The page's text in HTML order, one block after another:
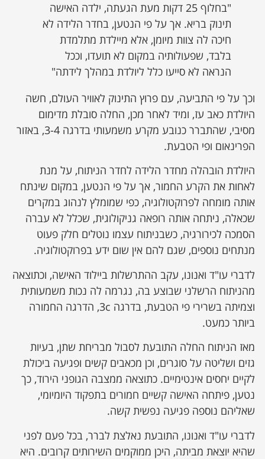
"בחלוף 25 דקות מעת הגעתה, ילדה האישה
תינוק בריא. אך על פי הנטען, בחדר הלידה לא
חיכה לה צוות מיומן, אלא מיילדת מתלמדת
בלבד, שפעולותיה במקום לא תועדו, וככל
הנראה לא סייעו כלל ליולדת במהלך לידתה"
וכך על פי התביעה, עם פרוץ התינוק לאוויר העולם, חשה
היולדת כאב עז, ומיד לאחר מכן, החלה סובלת מדימום
מסיבי, שהתברר כנובע מקרע משמעותי בדרגה 3-4, באזור
הפרינאום ופי הטבעת.
היולדת הובהלה מחדר הלידה לחדר הניתוח, על מנת
לאחות את הקרע החמור, אך על פי הנטען, במקום שינתח
אותה מומחה לפרוקטולוגיה, כפי שמומלץ לנהוג במקרים
שכאלה, ניתחה אותה רופאה גניקולוגית, שכלל לא עברה
הסמכה לכירורגיה, כשבניתוח עצמו נוטלים חלק פעוט
מנתחים נוספים, שגם להם אין שום ידע בפרוקטולוגיה.
לדברי עו"ד ואנונו, עקב ההתרשלות ביילוד האישה, וכתוצאה
מהניתוח הרשלני שבוצע בה, נגרמה לה נכות משמעותית
וצמיתה בשרירי פי הטבעת, בדרגה 3c, הדרגה החמורה
ביותר כמעט.
מאז הניתוח החלה התובעת לסבול מבריחת שתן, בעיות
גזים ושליטה על סוגרים, וכן מכאבים קשים ופגיעה ביכולת
לקיים יחסים אינטימיים. כתוצאה ממצבה הגופני הירוד, כך
נטען, פיתחה האישה קשיים חמורים בתפקוד היומיומי,
שאליהם נוספה פגיעה נפשית קשה.
לדברי עו"ד ואנונו, התובעת נאלצת לברר, בכל פעם לפני
שהיא יוצאת מביתה, היכן ממוקמים השירותים קרובים. היא